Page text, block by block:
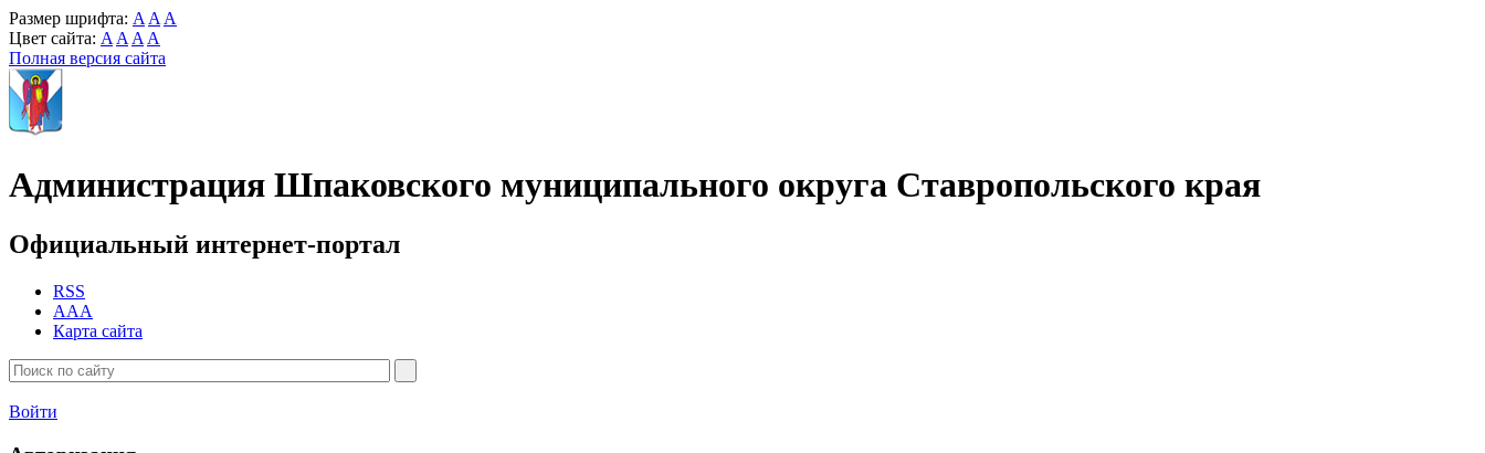
Размер шрифта: A A A
Цвет сайта: A A A A
Полная версия сайта
Администрация Шпаковского муниципального округа Ставропольского края
Официальный интернет-портал
RSS
AAA
Карта сайта
Войти